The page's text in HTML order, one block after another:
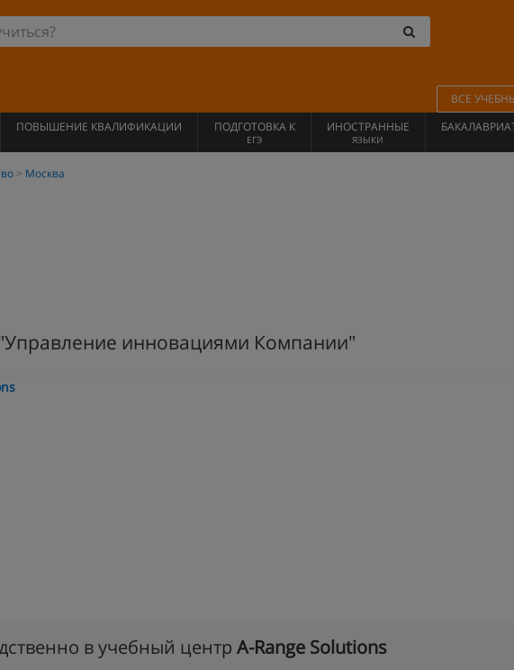
ВСЕ
ПОВЫШЕНИЕ КВАЛИФИКАЦИИ ПОДГОТОВКА К
ЕГЭ
ИНОСТРАННЫЕ
ЯЗЫКИ
Москва
инновациями Компании"
в учебный центр A-Range Solutions